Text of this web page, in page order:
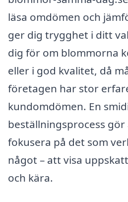
läsa omdömen och
ger dig trygghet i ditt
dig för om blommorna
eller i god kvalitet, då
företagen har stor
kundomdömen. En
beställningsprocess
fokusera på det som
något – att visa
och kära.